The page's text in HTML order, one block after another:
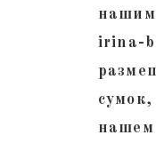
irina-
нашем